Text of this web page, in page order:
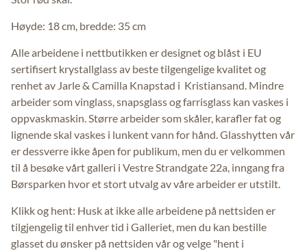
Høyde: 18 cm, bredde: 35 cm
Alle arbeidene i nettbutikken er designet og blåst i EU
sertifisert krystallglass av beste tilgengelige kvalitet og
renhet av Jarle & Camilla Knapstad i Kristiansand. Mindre
arbeider som vinglass, snapsglass og farrisglass kan vaskes i
oppvaskmaskin. Større arbeider som skåler, karafler fat og
lignende skal vaskes i lunkent vann for hånd. Glasshytten vår
er dessverre ikke åpen for publikum, men du er velkommen
til å besøke vårt galleri i Vestre Strandgate 22a, inngang fra
Børsparken hvor et stort utvalg av våre arbeider er utstilt.
Klikk og hent: Husk at ikke alle arbeidene på nettsiden er
tilgjengelig til enhver tid i Galleriet, men du kan bestille
glasset du ønsker på nettsiden vår og velge "hent i